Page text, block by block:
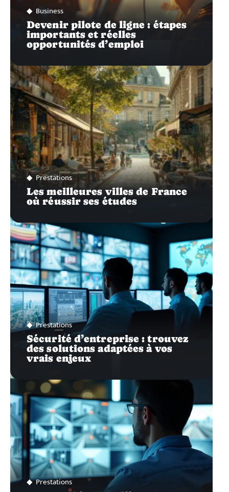
Business
Devenir pilote de ligne : étapes
importants et réelles
opportunités d’emploi
Prestations
Les meilleures villes de France
où réussir ses études
Prestations
Sécurité d’entreprise : trouvez
des solutions adaptées à vos
vrais enjeux
Prestations